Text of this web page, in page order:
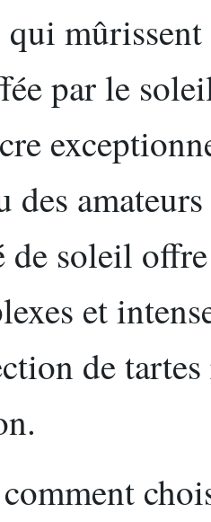
mûrissent
par le
des
de soleil
et
de